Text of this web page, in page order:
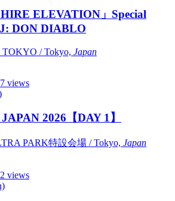
ELEVATION」Special
DON DIABLO
/ Tokyo, Japan
views
2026【DAY 1】
PARK特設会場 / Tokyo, Japan
views